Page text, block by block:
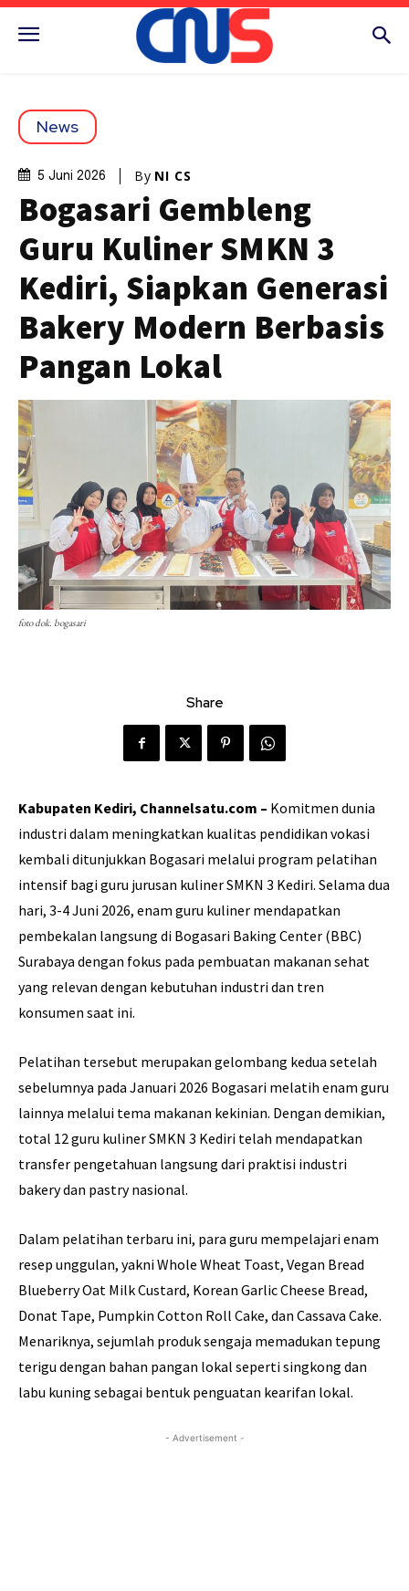
News
5 Juni 2026 By NI CS
Bogasari Gembleng
Guru Kuliner SMKN 3
Kediri, Siapkan Generasi
Bakery Modern Berbasis
Pangan Lokal
foto dok. bogasari
Share
Kabupaten Kediri, Channelsatu.com – Komitmen dunia
industri dalam meningkatkan kualitas pendidikan vokasi
kembali ditunjukkan Bogasari melalui program pelatihan
intensif bagi guru jurusan kuliner SMKN 3 Kediri. Selama dua
hari, 3-4 Juni 2026, enam guru kuliner mendapatkan
pembekalan langsung di Bogasari Baking Center (BBC)
Surabaya dengan fokus pada pembuatan makanan sehat
yang relevan dengan kebutuhan industri dan tren
konsumen saat ini.
Pelatihan tersebut merupakan gelombang kedua setelah
sebelumnya pada Januari 2026 Bogasari melatih enam guru
lainnya melalui tema makanan kekinian. Dengan demikian,
total 12 guru kuliner SMKN 3 Kediri telah mendapatkan
transfer pengetahuan langsung dari praktisi industri
bakery dan pastry nasional.
Dalam pelatihan terbaru ini, para guru mempelajari enam
resep unggulan, yakni Whole Wheat Toast, Vegan Bread
Blueberry Oat Milk Custard, Korean Garlic Cheese Bread,
Donat Tape, Pumpkin Cotton Roll Cake, dan Cassava Cake.
Menariknya, sejumlah produk sengaja memadukan tepung
terigu dengan bahan pangan lokal seperti singkong dan
labu kuning sebagai bentuk penguatan kearifan lokal.
- Advertisement -